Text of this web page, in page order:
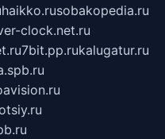
haikko.rusobakopedia.ru
clock.net.ru
7bit.pp.rukalugatur.ru